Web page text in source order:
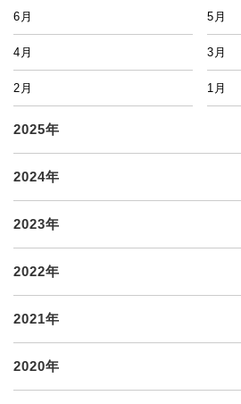
6月 5月
4月 3月
2月 1月
2025年
2024年
2023年
2022年
2021年
2020年